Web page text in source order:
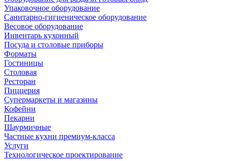
Упаковочное оборудование
Санитарно-гигиеническое оборудование
Весовое оборудование
Инвентарь кухонный
Посуда и столовые приборы
Форматы
Гостиницы
Столовая
Ресторан
Пиццерия
Супермаркеты и магазины
Кофейни
Пекарни
Шаурмичные
Частные кухни премиум-класса
Услуги
Технологическое проектирование